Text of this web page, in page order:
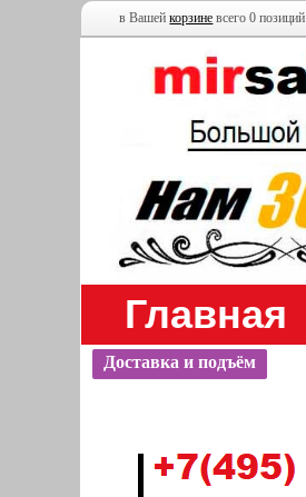
в Вашейкорзине всего 0
Главная
Доставка и подъём